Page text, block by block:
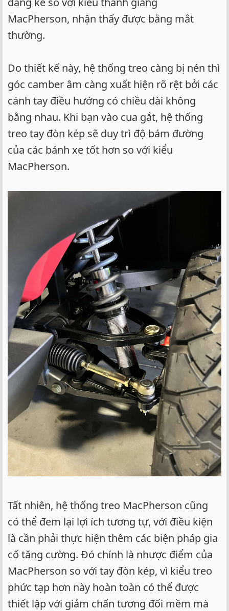
MacPherson, nhận thấy được bằng mắt
thường.
Do thiết kế này, hệ thống treo càng bị nén thì
góc camber âm càng xuất hiện rõ rệt bởi các
cánh tay điều hướng có chiều dài không
bằng nhau. Khi bạn vào cua gắt, hệ thống
treo tay đòn kép sẽ duy trì độ bám đường
của các bánh xe tốt hơn so với kiểu
MacPherson.
Tất nhiên, hệ thống treo MacPherson cũng
có thể đem lại lợi ích tương tự, với điều kiện
là cần phải thực hiện thêm các biện pháp gia
cố tăng cường. Đó chính là nhược điểm của
MacPherson so với tay đòn kép, vì kiểu treo
phức tạp hơn này hoàn toàn có thể được
thiết lập với giảm chấn tương đối mềm mà